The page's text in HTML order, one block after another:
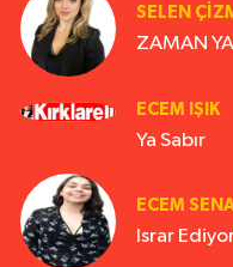
SELEN
ZAMAN
ECEM IŞIK
Ya Sabır
ECEM
Israr